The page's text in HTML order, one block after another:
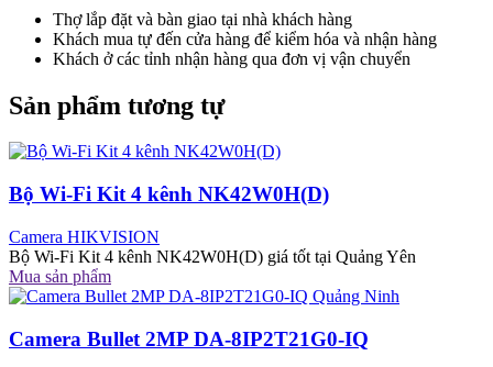
Thợ lắp đặt và bàn giao tại nhà khách hàng
Khách mua tự đến cửa hàng để kiểm hóa và nhận hàng
Khách ở các tỉnh nhận hàng qua đơn vị vận chuyển
Sản phẩm tương tự
Bộ Wi-Fi Kit 4 kênh NK42W0H(D)
Camera HIKVISION
Bộ Wi-Fi Kit 4 kênh NK42W0H(D) giá tốt tại Quảng Yên
Mua sản phẩm
Camera Bullet 2MP DA-8IP2T21G0-IQ